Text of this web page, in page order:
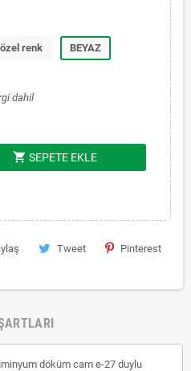
özel renk BEYAZ
dahil
shopping_cart SEPETE EKLE
Tweet Pinterest
döküm cam e-27 duylu